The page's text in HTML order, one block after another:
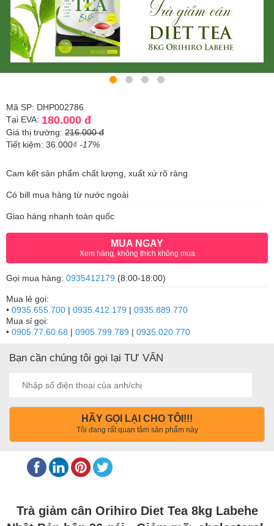
Mã SP: DHP002786
Tại EVA: 180.000 đ
Giá thị trường: 216.000 đ
Tiết kiệm: 36.000₫ -17%
Cam kết sản phẩm chất lượng, xuất xứ rõ ràng
Có bill mua hàng từ nước ngoài
Giao hàng nhanh toàn quốc
MUA NGAY
Xem hàng, không thích không mua
Gọi mua hàng: 0935412179 (8:00-18:00)
Mua lẻ gọi:
• 0935.655.700 | 0935.412.179 | 0935.889.770
Mua sỉ gọi:
• 0905.77.60.68 | 0905.799.789 | 0935.020.770
Bạn cần chúng tôi gọi lại TƯ VẤN
HÃY GỌI LẠI CHO TÔI!!!
Tôi đang rất quan tâm sản phẩm này
Trà giảm cân Orihiro Diet Tea 8kg Labehe